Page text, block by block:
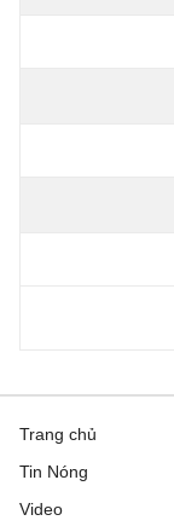
Trang chủ
Tin Nóng
Video